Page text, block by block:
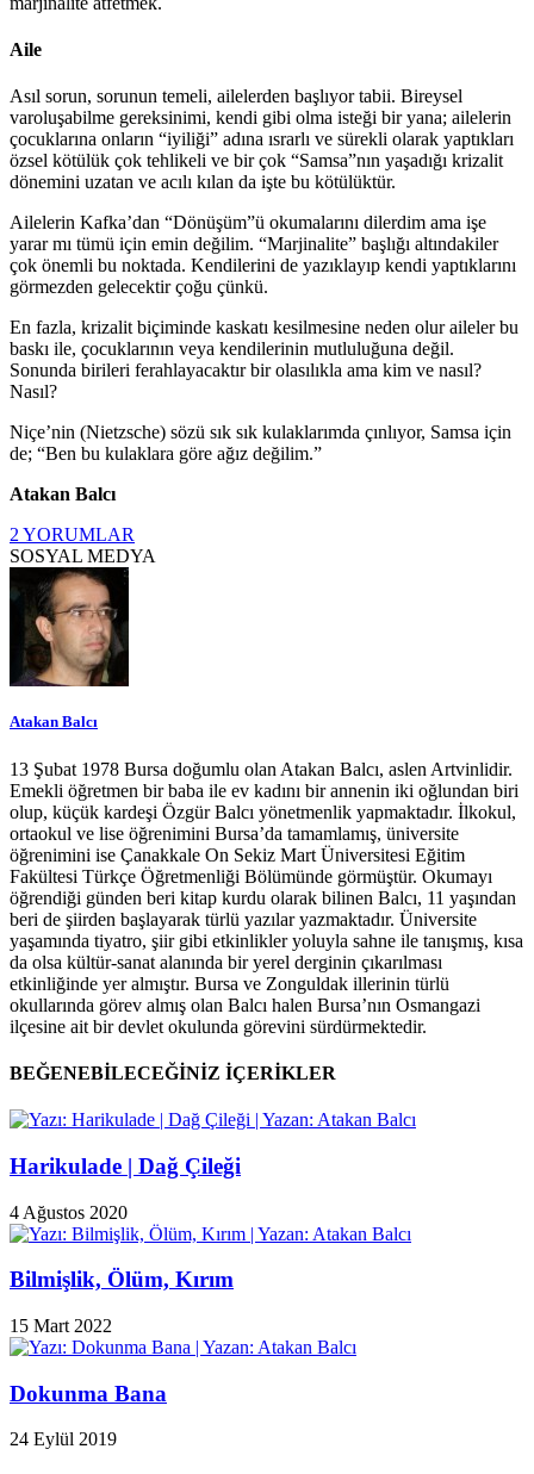
Aile
Asıl sorun, sorunun temeli, ailelerden başlıyor tabii. Bireysel
varoluşabilme gereksinimi, kendi gibi olma isteği bir yana; ailelerin
çocuklarına onların “iyiliği” adına ısrarlı ve sürekli olarak yaptıkları
özsel kötülük çok tehlikeli ve bir çok “Samsa”nın yaşadığı krizalit
dönemini uzatan ve acılı kılan da işte bu kötülüktür.
Ailelerin Kafka’dan “Dönüşüm”ü okumalarını dilerdim ama işe
yarar mı tümü için emin değilim. “Marjinalite” başlığı altındakiler
çok önemli bu noktada. Kendilerini de yazıklayıp kendi yaptıklarını
görmezden gelecektir çoğu çünkü.
En fazla, krizalit biçiminde kaskatı kesilmesine neden olur aileler bu
baskı ile, çocuklarının veya kendilerinin mutluluğuna değil.
Sonunda birileri ferahlayacaktır bir olasılıkla ama kim ve nasıl?
Nasıl?
Niçe’nin (Nietzsche) sözü sık sık kulaklarımda çınlıyor, Samsa için
de; “Ben bu kulaklara göre ağız değilim.”
Atakan Balcı
2 YORUMLAR
SOSYAL MEDYA
Atakan Balcı
13 Şubat 1978 Bursa doğumlu olan Atakan Balcı, aslen Artvinlidir.
Emekli öğretmen bir baba ile ev kadını bir annenin iki oğlundan biri
olup, küçük kardeşi Özgür Balcı yönetmenlik yapmaktadır. İlkokul,
ortaokul ve lise öğrenimini Bursa’da tamamlamış, üniversite
öğrenimini ise Çanakkale On Sekiz Mart Üniversitesi Eğitim
Fakültesi Türkçe Öğretmenliği Bölümünde görmüştür. Okumayı
öğrendiği günden beri kitap kurdu olarak bilinen Balcı, 11 yaşından
beri de şiirden başlayarak türlü yazılar yazmaktadır. Üniversite
yaşamında tiyatro, şiir gibi etkinlikler yoluyla sahne ile tanışmış, kısa
da olsa kültür-sanat alanında bir yerel derginin çıkarılması
etkinliğinde yer almıştır. Bursa ve Zonguldak illerinin türlü
okullarında görev almış olan Balcı halen Bursa’nın Osmangazi
ilçesine ait bir devlet okulunda görevini sürdürmektedir.
BEĞENEBİLECEĞİNİZ İÇERİKLER
Harikulade | Dağ Çileği
4 Ağustos 2020
Bilmişlik, Ölüm, Kırım
15 Mart 2022
Dokunma Bana
24 Eylül 2019